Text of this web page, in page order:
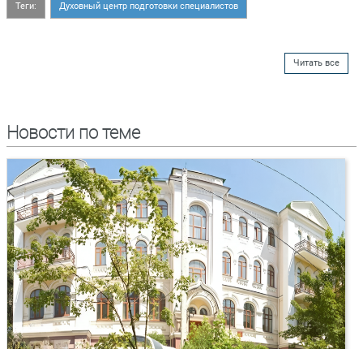
Теги: Духовный центр подготовки специалистов
Читать все
Новости по теме